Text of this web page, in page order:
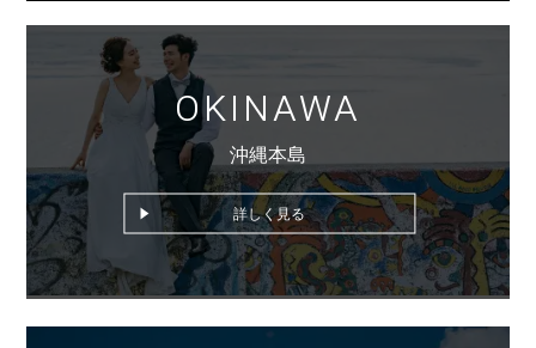
OKINAWA
沖縄本島
詳しく見る